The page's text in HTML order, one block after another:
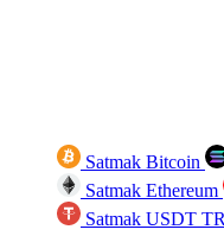
Satmak Bitcoin
Satmak Ethereum
Satmak USDT